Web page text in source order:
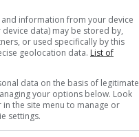
kërkon
e tyre e
para pensionimit”,
siç tha ai të
information from your device
data) may be stored by,
or used specifically by this
geolocation data. List of
data on the basis of legitimate
your options below. Look
the site menu to manage or
settings.